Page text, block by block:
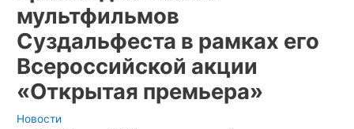
мультфильмов
Суздальфеста в рамках его
Всероссийской акции
«Открытая премьера»
Новости